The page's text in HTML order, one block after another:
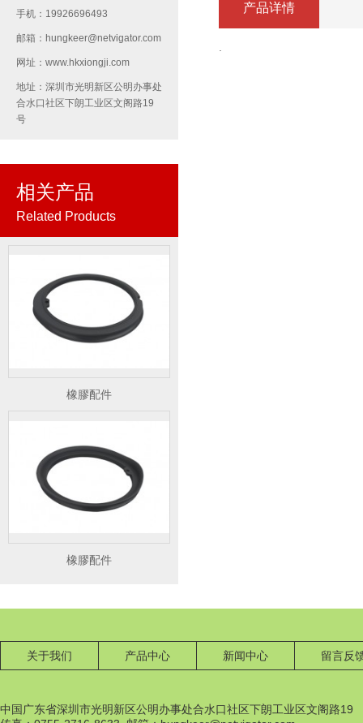
手机：19926696493
邮箱：hungkeer@netvigator.com
网址：www.hkxiongji.com
地址：深圳市光明新区公明办事处
合水口社区下朗工业区文阁路19
号
相关产品
Related Products
橡膠配件
橡膠配件
产品详情
关于我们 产品中心 新闻中心 留言反
中国广东省深圳市光明新区公明办事处合水口社区下朗工业区文阁路19